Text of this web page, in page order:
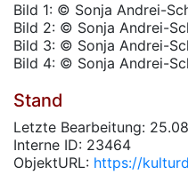
Bild 1: © Sonja Andrei-
Bild 2: © Sonja Andrei-
Bild 3: © Sonja Andrei-
Bild 4: © Sonja Andrei-
Stand
Letzte Bearbeitung:
Interne ID: 23464
ObjektURL: https://